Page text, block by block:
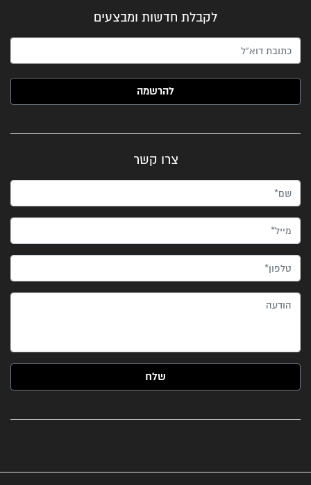
לקבלת חדשות ומבצעים
האימייל שלך (חובה)
צרו קשר